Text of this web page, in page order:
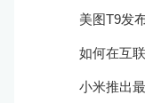
美图T9发
如何在互